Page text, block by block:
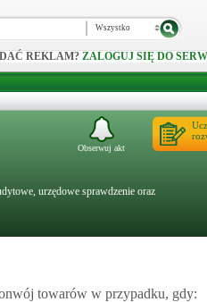
Wszystko
REKLAM? ZALOGUJ SIĘ DO
urzędowe sprawdzenie oraz
Obserwuj akt
towarów w przypadku, gdy: